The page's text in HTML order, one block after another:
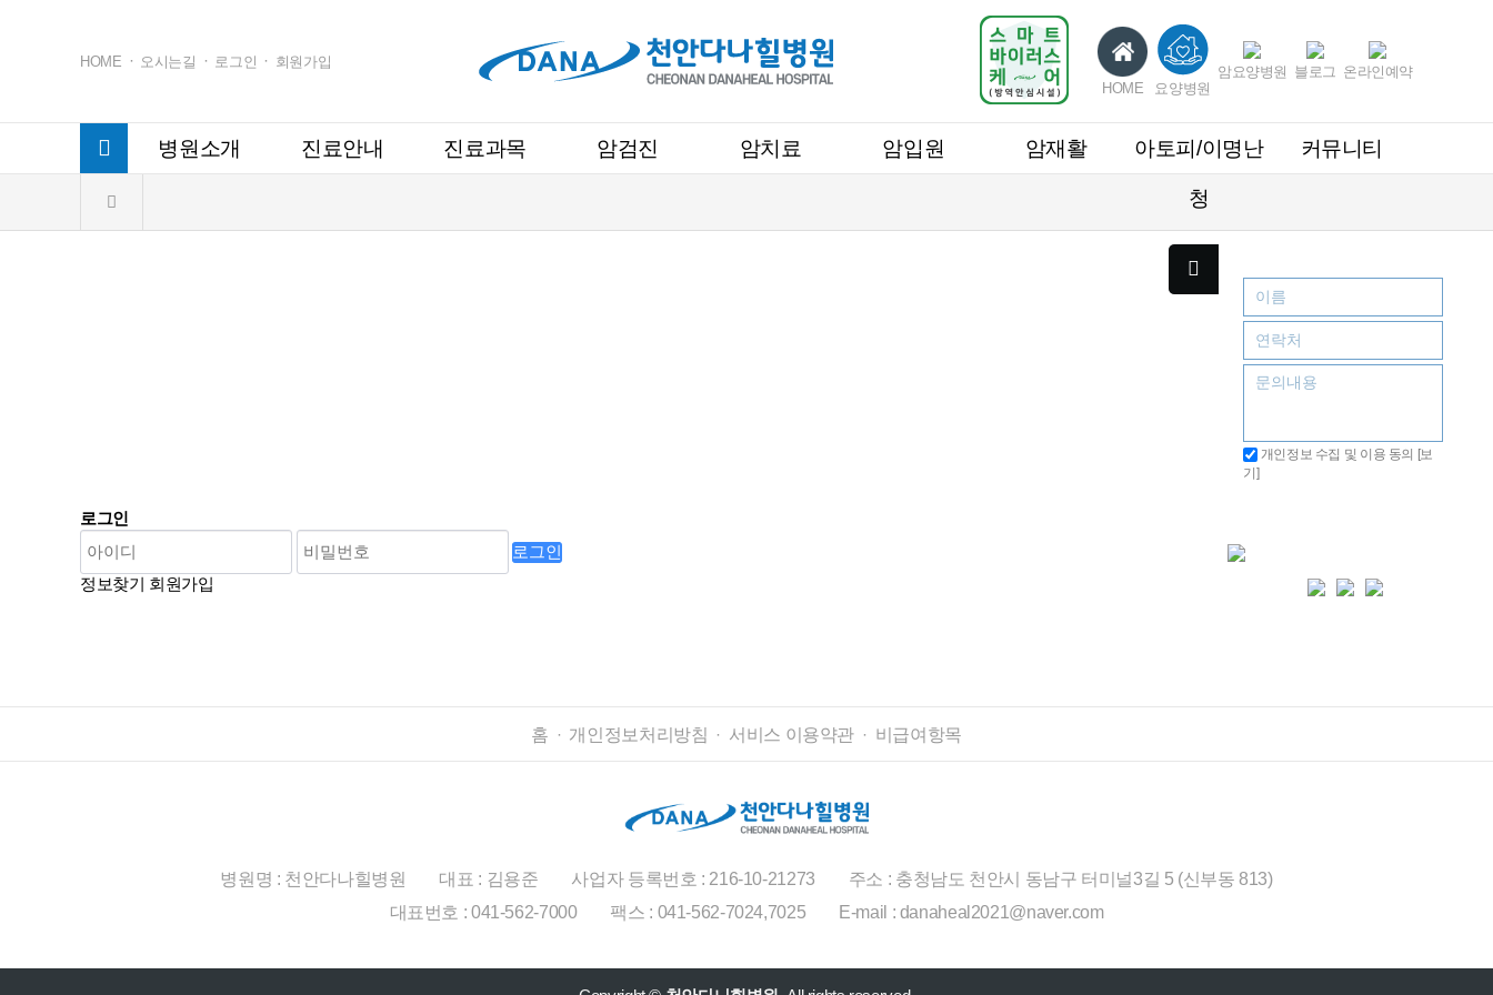
HOME 오시는길 로그인
회원가입
HOME
요양병원
암요양병원 블로그 온라인예약
병원소개 진료안내 진료과목 암검진 암치료 암입원 암재활 아토피/이명난
청
커뮤니티
로그인
로그인
정보찾기 회원가입
홈 개인정보처리방침 서비스 이용약관 비급여항목
병원명 : 천안다나힐병원 대표 : 김용준 사업자 등록번호 : 216-10-21273
주소 : 충청남도 천안시 동남구 터미널3길 5 (신부동 813)
대표번호 : 041-562-7000
팩스 : 041-562-7024,7025 E-mail : danaheal2021@naver.com
개인정보 수집 및 이용 동의 [보
기]